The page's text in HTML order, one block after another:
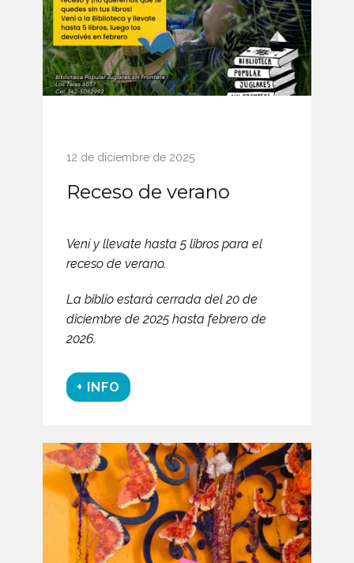
12 de diciembre de 2025
Receso de verano
Vení y llevate hasta 5 libros para el
receso de verano.
La biblio estará cerrada del 20 de
diciembre de 2025 hasta febrero de
2026.
+ INFO